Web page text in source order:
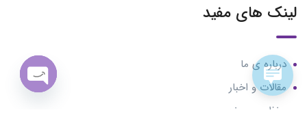
لینک های مفید
درباره ی ما
مقالات و اخبار
حفظ حریم خصوصی